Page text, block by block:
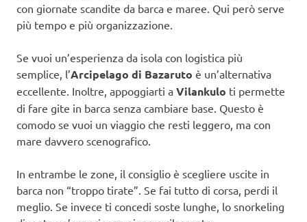
con giornate scandite da barca e maree. Qui però serve
più tempo e più organizzazione.
Se vuoi un’esperienza da isola con logistica più
semplice, l’Arcipelago di Bazaruto è un’alternativa
eccellente. Inoltre, appoggiarti a Vilankulo ti permette
di fare gite in barca senza cambiare base. Questo è
comodo se vuoi un viaggio che resti leggero, ma con
mare davvero scenografico.
In entrambe le zone, il consiglio è scegliere uscite in
barca non “troppo tirate”. Se fai tutto di corsa, perdi il
meglio. Se invece ti concedi soste lunghe, lo snorkeling